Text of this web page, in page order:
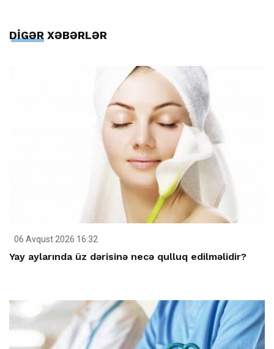
DİGƏR XƏBƏRLƏR
06 Avqust 2026 16:32
Yay aylarında üz dərisinə necə qulluq edilməlidir?